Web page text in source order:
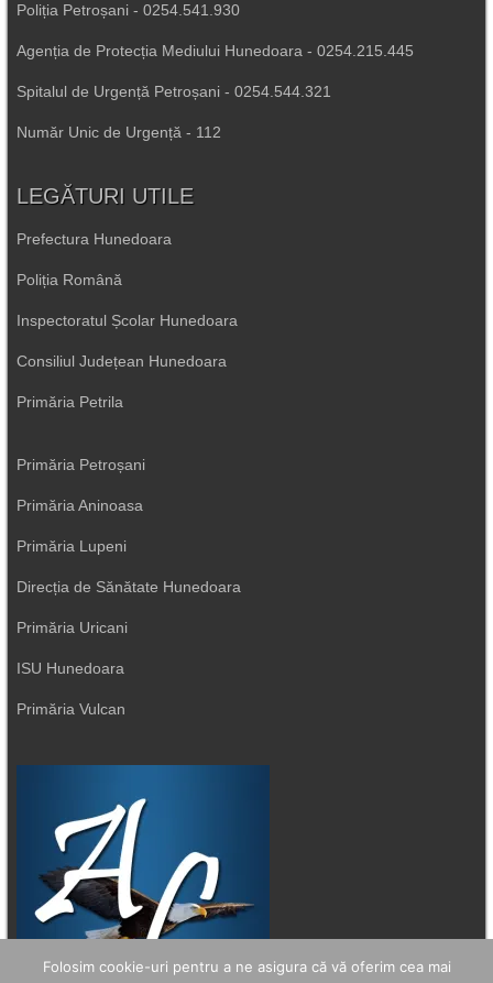
Poliția Petroșani - 0254.541.930
Agenția de Protecția Mediului Hunedoara - 0254.215.445
Spitalul de Urgență Petroșani - 0254.544.321
Număr Unic de Urgență - 112
LEGĂTURI UTILE
Prefectura Hunedoara
Poliția Română
Inspectoratul Școlar Hunedoara
Consiliul Județean Hunedoara
Primăria Petrila
Primăria Petroșani
Primăria Aninoasa
Primăria Lupeni
Direcția de Sănătate Hunedoara
Primăria Uricani
ISU Hunedoara
Primăria Vulcan
Folosim cookie-uri pentru a ne asigura că vă oferim cea mai